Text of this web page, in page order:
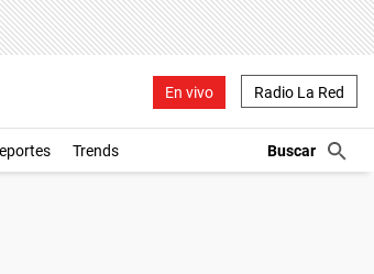
En vivo Radio La Red
Trends